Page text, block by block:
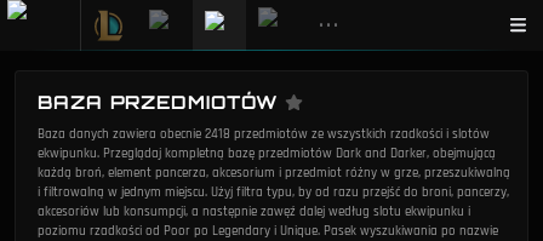
•••
BAZA PRZEDMIOTÓW
Baza danych zawiera obecnie 2418 przedmiotów ze wszystkich rzadkości i slotów
ekwipunku. Przeglądaj kompletną bazę przedmiotów Dark and Darker, obejmującą
każdą broń, element pancerza, akcesorium i przedmiot różny w grze, przeszukiwalną
i filtrowalną w jednym miejscu. Użyj filtra typu, by od razu przejść do broni, pancerzy,
akcesoriów lub konsumpcji, a następnie zawęź dalej według slotu ekwipunku i
poziomu rzadkości od Poor po Legendary i Unique. Pasek wyszukiwania po nazwie